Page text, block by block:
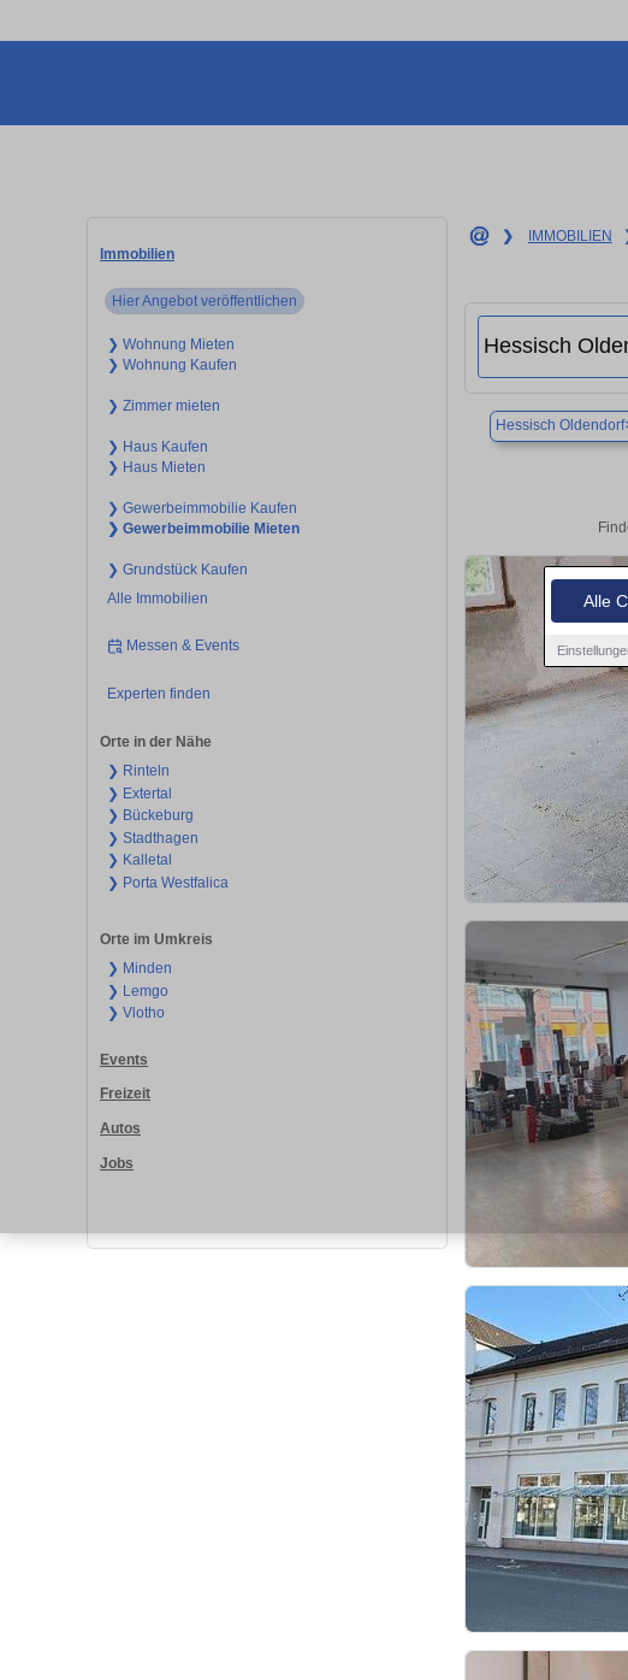
Alle
Immobilien
Hier Angebot veröffentlichen
❯ Wohnung Mieten
❯ Wohnung Kaufen
❯ Zimmer mieten
❯ Haus Kaufen
❯ Haus Mieten
❯ Gewerbeimmobilie Kaufen
❯ Gewerbeimmobilie Mieten
❯ Grundstück Kaufen
Alle Immobilien
Messen & Events
Experten finden
Orte in der Nähe
❯ Rinteln
❯ Extertal
❯ Bückeburg
❯ Stadthagen
❯ Kalletal
❯ Porta Westfalica
Orte im Umkreis
❯ Minden
❯ Lemgo
❯ Vlotho
Events
Freizeit
Autos
Jobs
❯ IMMOBILIEN
Hessisch Oldendorf